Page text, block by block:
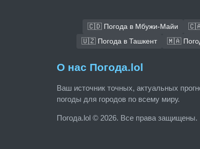
🇨🇩 Погода в Мбужи-Майи 🇨🇦
🇺🇿 Погода в Ташкент
🇲🇦
О нас Погода.lol
Ваш источник точных, актуальных
погоды для городов по всему миру.
Погода.lol © 2026. Все права защищены.